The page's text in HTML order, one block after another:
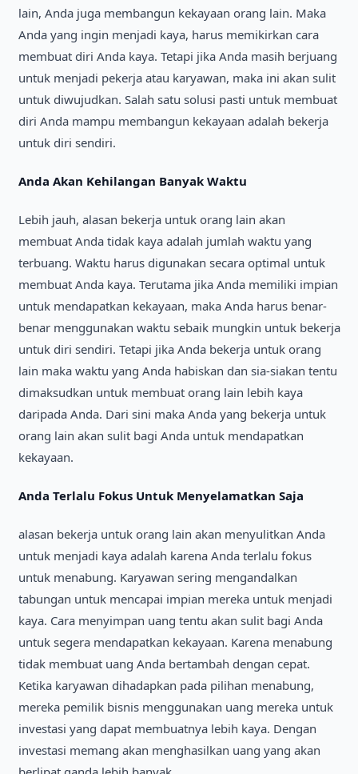
lain, Anda juga membangun kekayaan orang lain. Maka
Anda yang ingin menjadi kaya, harus memikirkan cara
membuat diri Anda kaya. Tetapi jika Anda masih berjuang
untuk menjadi pekerja atau karyawan, maka ini akan sulit
untuk diwujudkan. Salah satu solusi pasti untuk membuat
diri Anda mampu membangun kekayaan adalah bekerja
untuk diri sendiri.
Anda Akan Kehilangan Banyak Waktu
Lebih jauh, alasan bekerja untuk orang lain akan
membuat Anda tidak kaya adalah jumlah waktu yang
terbuang. Waktu harus digunakan secara optimal untuk
membuat Anda kaya. Terutama jika Anda memiliki impian
untuk mendapatkan kekayaan, maka Anda harus benar-
benar menggunakan waktu sebaik mungkin untuk bekerja
untuk diri sendiri. Tetapi jika Anda bekerja untuk orang
lain maka waktu yang Anda habiskan dan sia-siakan tentu
dimaksudkan untuk membuat orang lain lebih kaya
daripada Anda. Dari sini maka Anda yang bekerja untuk
orang lain akan sulit bagi Anda untuk mendapatkan
kekayaan.
Anda Terlalu Fokus Untuk Menyelamatkan Saja
alasan bekerja untuk orang lain akan menyulitkan Anda
untuk menjadi kaya adalah karena Anda terlalu fokus
untuk menabung. Karyawan sering mengandalkan
tabungan untuk mencapai impian mereka untuk menjadi
kaya. Cara menyimpan uang tentu akan sulit bagi Anda
untuk segera mendapatkan kekayaan. Karena menabung
tidak membuat uang Anda bertambah dengan cepat.
Ketika karyawan dihadapkan pada pilihan menabung,
mereka pemilik bisnis menggunakan uang mereka untuk
investasi yang dapat membuatnya lebih kaya. Dengan
investasi memang akan menghasilkan uang yang akan